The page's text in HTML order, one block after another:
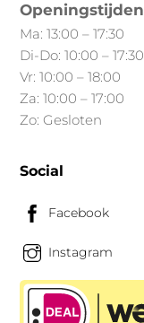
de
Openingstijden
Ma: 13:00 – 17:30
Di-Do: 10:00 – 17:30
Vr: 10:00 – 18:00
Za: 10:00 – 17:00
Zo: Gesloten
Social
Facebook
Instagram